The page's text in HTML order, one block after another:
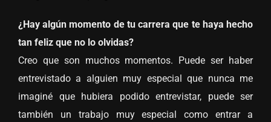
¿Hay algún momento de tu carrera que te haya hecho
tan feliz que no lo olvidas?
Creo que son muchos momentos. Puede ser haber
entrevistado a alguien muy especial que nunca me
imaginé que hubiera podido entrevistar, puede ser
también un trabajo muy especial como entrar a